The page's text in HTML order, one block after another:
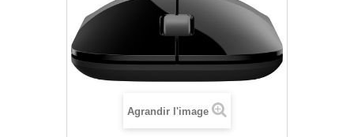
Agrandir l'image